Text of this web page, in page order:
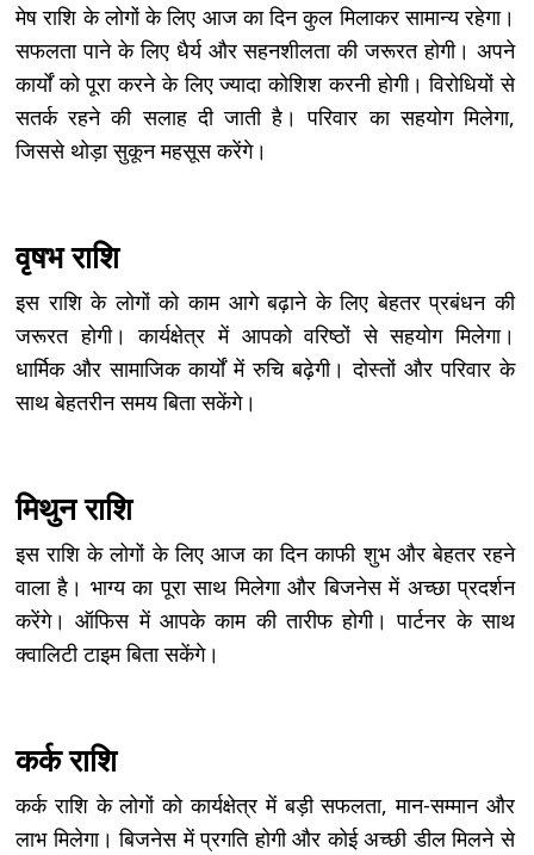
मेष राशि के लोगों के लिए आज का दिन कुल मिलाकर सामान्य रहेगा।
सफलता पाने के लिए धैर्य और सहनशीलता की जरूरत होगी। अपने
कार्यों को पूरा करने के लिए ज्यादा कोशिश करनी होगी। विरोधियों से
सतर्क रहने की सलाह दी जाती है। परिवार का सहयोग मिलेगा,
जिससे थोड़ा सुकून महसूस करेंगे।
वृषभ राशि
इस राशि के लोगों को काम आगे बढ़ाने के लिए बेहतर प्रबंधन की
जरूरत होगी। कार्यक्षेत्र में आपको वरिष्ठों से सहयोग मिलेगा।
धार्मिक और सामाजिक कार्यों में रुचि बढ़ेगी। दोस्तों और परिवार के
साथ बेहतरीन समय बिता सकेंगे।
मिथुन राशि
इस राशि के लोगों के लिए आज का दिन काफी शुभ और बेहतर रहने
वाला है। भाग्य का पूरा साथ मिलेगा और बिजनेस में अच्छा प्रदर्शन
करेंगे। ऑफिस में आपके काम की तारीफ होगी। पार्टनर के साथ
क्वालिटी टाइम बिता सकेंगे।
कर्क राशि
कर्क राशि के लोगों को कार्यक्षेत्र में बड़ी सफलता, मान-सम्मान और
लाभ मिलेगा। बिजनेस में प्रगति होगी और कोई अच्छी डील मिलने से